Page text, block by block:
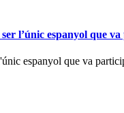
l’únic espanyol que
espanyol que va